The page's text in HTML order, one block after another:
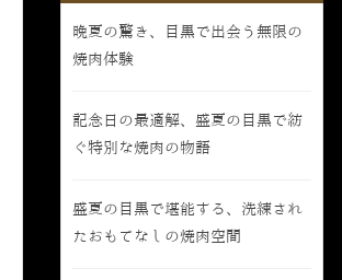
晩夏の驚き、目黒で出会う無限の
焼肉体験
記念日の最適解、盛夏の目黒で紡
ぐ特別な焼肉の物語
盛夏の目黒で堪能する、洗練され
たおもてなしの焼肉空間